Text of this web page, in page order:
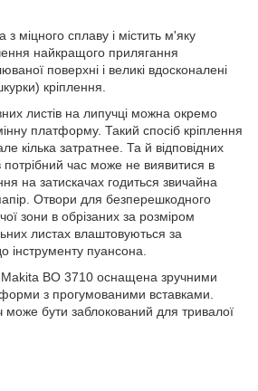
з міцного сплаву і містить м'яку
найкращого прилягання
поверхні і великі вдосконалені
кріплення.
листів на липучці можна окремо
платформу. Такий спосіб кріплення
кілька затратнее. Та й відповідних
потрібний час може не виявитися в
на затискачах годиться звичайна
Отвори для безперешкодного
зони в обрізаних за розміром
листах влаштовуються за
інструменту пуансона.
BO 3710 оснащена зручними
з прогумованими вставками.
може бути заблокований для тривалої